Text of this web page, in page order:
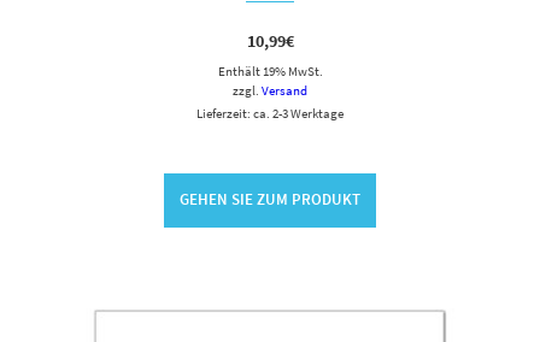
10,99€
Enthält 19% MwSt.
zzgl. Versand
Lieferzeit: ca. 2-3 Werktage
GEHEN SIE ZUM PRODUKT